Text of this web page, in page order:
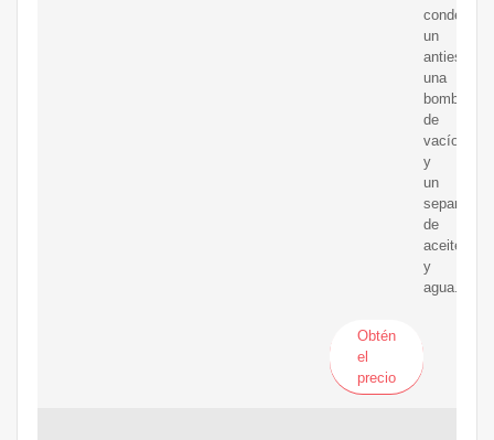
un
una
bomba
de
vacío
y
un
separador
de
aceite
y
agua.
Obtén
el
precio